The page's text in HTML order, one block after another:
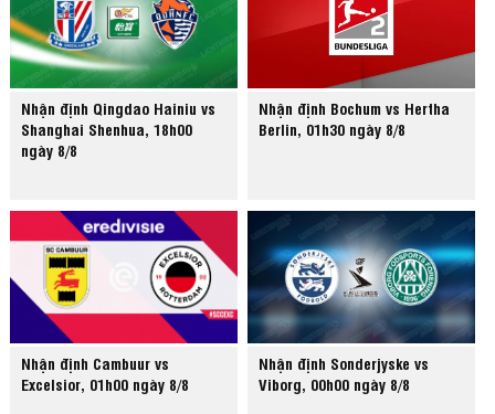
Nhận định Qingdao Hainiu vs
Shanghai Shenhua, 18h00
ngày 8/8
Nhận định Bochum vs Hertha
Berlin, 01h30 ngày 8/8
Nhận định Cambuur vs
Excelsior, 01h00 ngày 8/8
Nhận định Sonderjyske vs
Viborg, 00h00 ngày 8/8